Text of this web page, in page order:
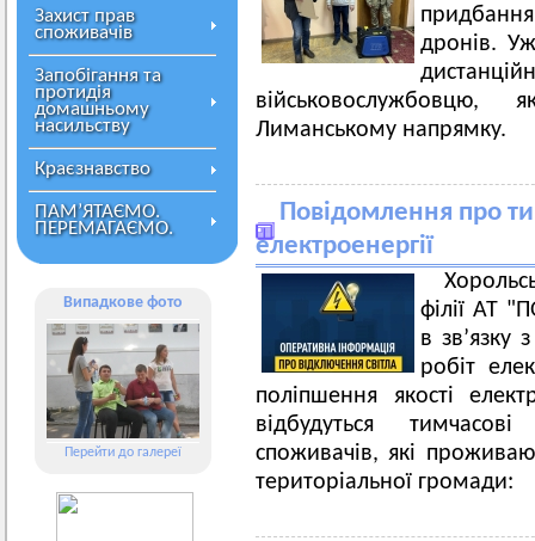
Захист прав
споживачів
Запобігання та
протидія
домашньому
насильству
Краєзнавство
ПАМ’ЯТАЄМО.
ПЕРЕМАГАЄМО.
Випадкове фото
Перейти до галереї
дронів.
Лиманському напрямку.
Повідомлення про
електроенергії
філії АТ
в зв’язку
робіт
поліпшення якості
відбудуться
споживачів, які
територіальної громади: